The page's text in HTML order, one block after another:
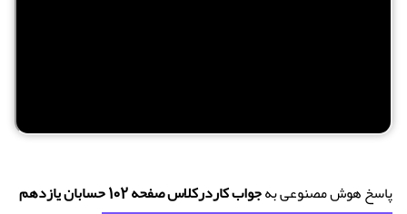
پاسخ هوش مصنوعی بهجواب کاردرکلاس صفحه 102 حسابان یازدهم